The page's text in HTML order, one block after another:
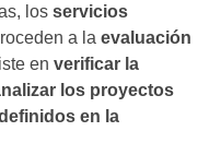
los servicios
a la evaluación
en verificar la
los proyectos
en la